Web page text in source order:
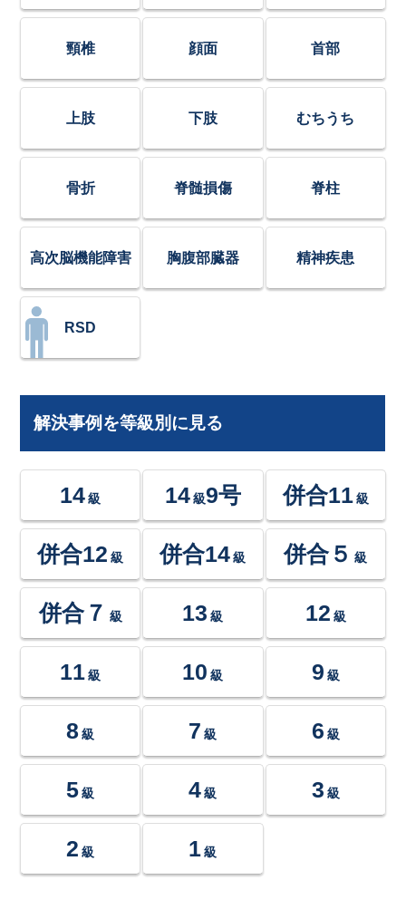
頸椎 顔面 首部
上肢 下肢 むちうち
骨折 脊髄損傷 脊柱
高次脳機能障害 胸腹部臓器 精神疾患
RSD
解決事例を等級別に見る
14 級 14級9号 併合11 級
併合12 級 併合14 級 併合５ 級
併合７ 級 13 級 12 級
11 級 10 級 9 級
8 級 7 級 6 級
5 級 4 級 3 級
2 級 1 級